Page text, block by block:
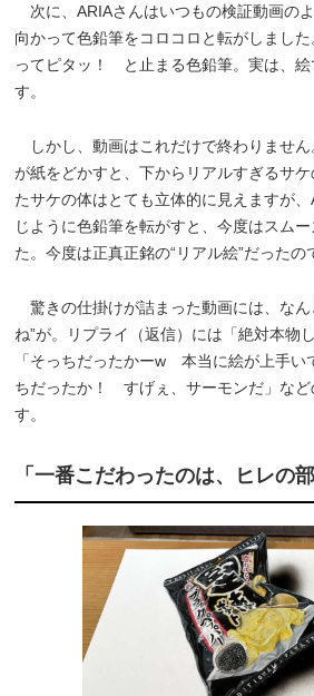
次に、ARIAさんはいつもの検証動画の
向かって色鉛筆をコロコロと転がしまし
ってピタッ！ と止まる色鉛筆。実は、
す。
しかし、動画はこれだけで終わりません
が紙をどかすと、下からリアルすぎるサ
たサケの体はとても立体的に見えますが
じように色鉛筆を転がすと、今度はスム
た。今度は正真正銘の“リアル絵”だったの
驚きの仕掛けが詰まった動画には、なん
ね”が。リプライ（返信）には「絶対本物
「そっちだったかーw 本当に絵が上手い
ちだったか！ すげぇ、サーモンだ」など
す。
「一番こだわったのは、ヒレの部